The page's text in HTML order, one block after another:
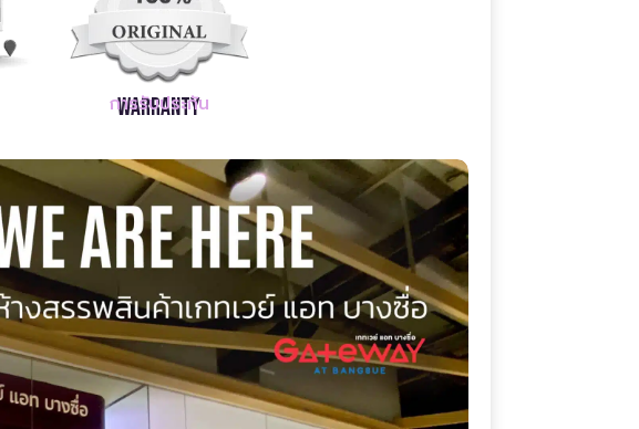
Warranty
การรับประกัน